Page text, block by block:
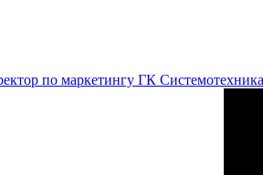
по маркетингу ГК Системотехника